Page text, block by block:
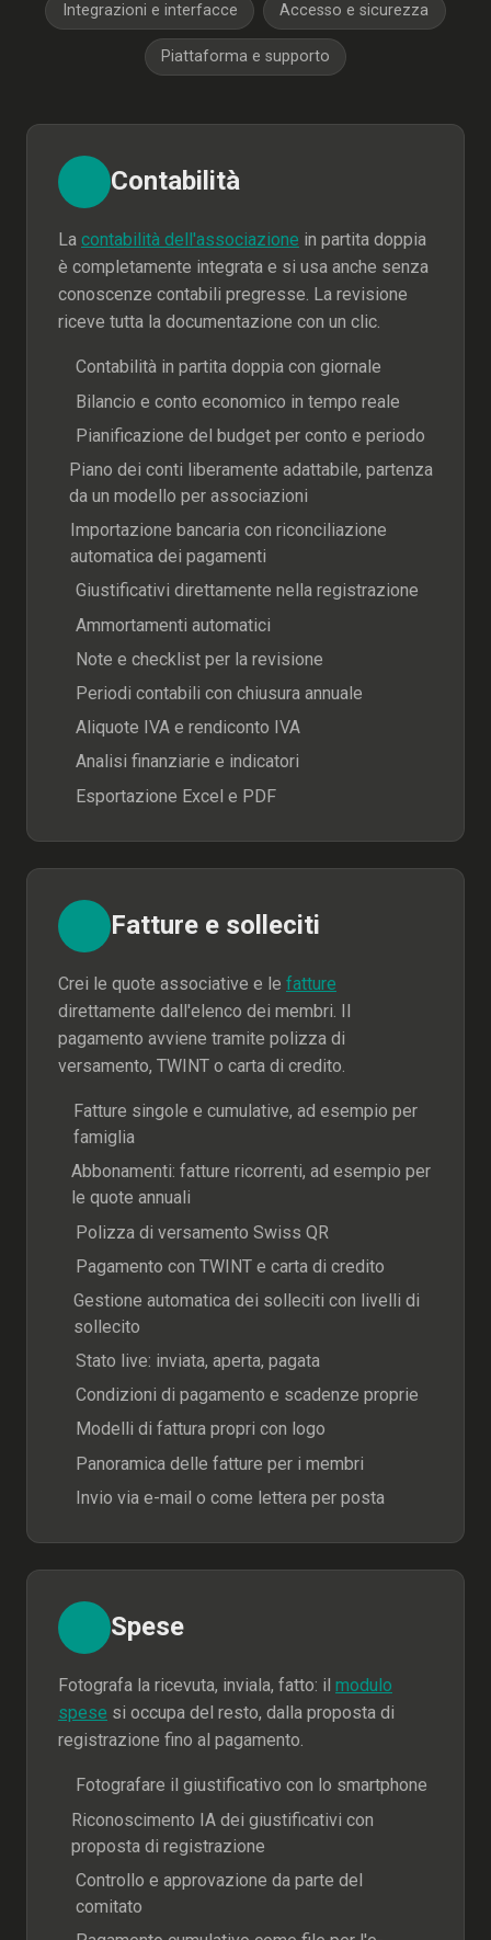
Integrazioni e interfacce Accesso e sicurezza
Piattaforma e supporto
Contabilità
La contabilità dell'associazione in partita doppia
è completamente integrata e si usa anche senza
conoscenze contabili pregresse. La revisione
riceve tutta la documentazione con un clic.
Contabilità in partita doppia con giornale
Bilancio e conto economico in tempo reale
Pianificazione del budget per conto e periodo
Piano dei conti liberamente adattabile, partenza
da un modello per associazioni
Importazione bancaria con riconciliazione
automatica dei pagamenti
Giustificativi direttamente nella registrazione
Ammortamenti automatici
Note e checklist per la revisione
Periodi contabili con chiusura annuale
Aliquote IVA e rendiconto IVA
Analisi finanziarie e indicatori
Esportazione Excel e PDF
Fatture e solleciti
Crei le quote associative e le fatture
direttamente dall'elenco dei membri. Il
pagamento avviene tramite polizza di
versamento, TWINT o carta di credito.
Fatture singole e cumulative, ad esempio per
famiglia
Abbonamenti: fatture ricorrenti, ad esempio per
le quote annuali
Polizza di versamento Swiss QR
Pagamento con TWINT e carta di credito
Gestione automatica dei solleciti con livelli di
sollecito
Stato live: inviata, aperta, pagata
Condizioni di pagamento e scadenze proprie
Modelli di fattura propri con logo
Panoramica delle fatture per i membri
Invio via e-mail o come lettera per posta
Spese
Fotografa la ricevuta, inviala, fatto: il modulo
spese si occupa del resto, dalla proposta di
registrazione fino al pagamento.
Fotografare il giustificativo con lo smartphone
Riconoscimento IA dei giustificativi con
proposta di registrazione
Controllo e approvazione da parte del
comitato